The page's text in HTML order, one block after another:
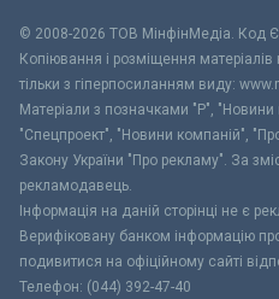
© 2008-2026 ТОВ МiнфiнМедiа. Код
Копіювання і розміщення
тільки з гіперпосиланням виду:
Матеріали з позначками "Р", "Новини
"Спецпроект", "Новини компаній",
Закону України "Про рекламу". За
рекламодавець.
Інформація на даній сторінці не є
Верифіковану банком інформацію
подивитися на офіційному сайті
Телефон: (044) 392-47-40